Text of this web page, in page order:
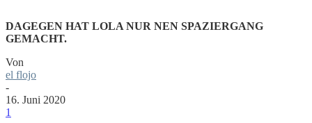
DAGEGEN HAT LOLA NUR NEN SPAZIERGANG
GEMACHT.
Von
el flojo
-
16. Juni 2020
1